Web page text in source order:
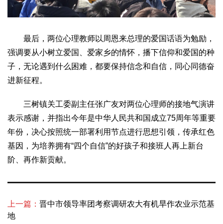
最后，两位心理教师以周恩来总理的爱国话语为勉励，
强调要从小树立爱国、爱家乡的情怀，播下信仰和爱国的种
子，无论遇到什么困难，都要保持信念和自信，同心同德奋
进新征程。
三树镇关工委副主任张广友对两位心理师的接地气演讲
表示感谢，并指出今年是中华人民共和国成立75周年等重要
年份，决心按照统一部署利用节点进行思想引领，传承红色
基因，为培养拥有“四个自信”的好孩子和接班人再上新台
阶、再作新贡献。
上一篇： 晋中市领导率团考察调研农大有机旱作农业示范基
地